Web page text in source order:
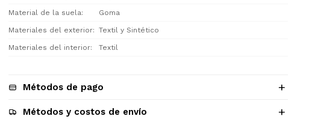
Material de la suela Goma
Materiales del exterior Textil y Sintético
Materiales del interior Textil
Métodos de pago
Métodos y costos de envío